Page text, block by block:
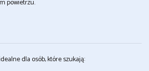
powietrzu.
dla osób, które szukają: